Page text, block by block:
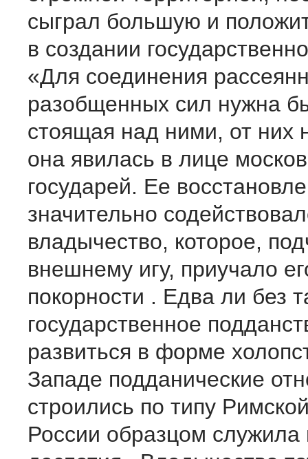
сыграл большую и
в создании
«Для соединения
разобщенных сил нужна
стоящая над ними, от них
она явилась в лице
государей. Ее
значительно
владычество, которое,
внешнему игу, приучало
покорности . Едва ли без
государственное
развиться в форме
Западе подданические
строились по типу
России образцом служила